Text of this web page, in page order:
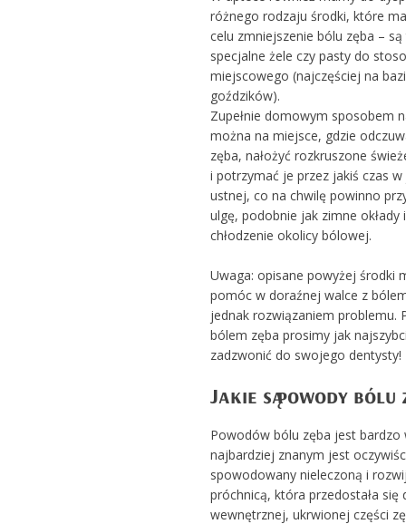
różnego rodzaju środki, które
celu zmniejszenie bólu zęba –
specjalne żele czy pasty do
miejscowego (najczęściej na
goździków).
Zupełnie domowym sposobem
można na miejsce, gdzie
zęba, nałożyć rozkruszone
i potrzymać je przez jakiś czas
ustnej, co na chwilę powinno
ulgę, podobnie jak zimne okłady
chłodzenie okolicy bólowej.
Uwaga: opisane powyżej środki
pomóc w doraźnej walce z
jednak rozwiązaniem problemu.
bólem zęba prosimy jak
zadzwonić do swojego dentysty!
Jakie są powody bólu
Powodów bólu zęba jest bardzo
najbardziej znanym jest
spowodowany nieleczoną i
próchnicą, która przedostała się
wewnętrznej, ukrwionej części